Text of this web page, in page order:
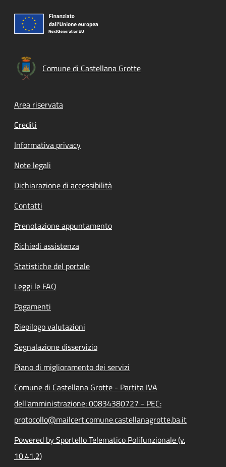
Comune di Castellana Grotte
Footer menu
Area riservata
Crediti
Informativa privacy
Note legali
Dichiarazione di accessibilità
Contatti
Prenotazione appuntamento
Richiedi assistenza
Statistiche del portale
Leggi le FAQ
Pagamenti
Riepilogo valutazioni
Segnalazione disservizio
Piano di miglioramento dei servizi
Comune di Castellana Grotte - Partita IVA
dell'amministrazione: 00834380727 - PEC:
protocollo@mailcert.comune.castellanagrotte.ba.it
Powered by Sportello Telematico Polifunzionale (v.
10.41.2)